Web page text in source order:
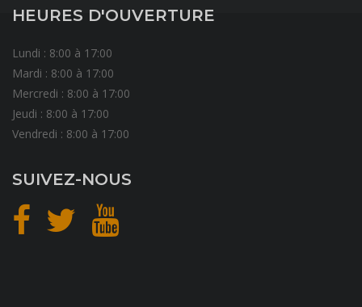
HEURES D'OUVERTURE
Lundi : 8:00 à 17:00
Mardi : 8:00 à 17:00
Mercredi : 8:00 à 17:00
Jeudi : 8:00 à 17:00
Vendredi : 8:00 à 17:00
SUIVEZ-NOUS